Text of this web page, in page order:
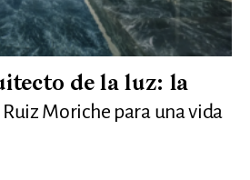
de la luz: la
Moriche para una vida